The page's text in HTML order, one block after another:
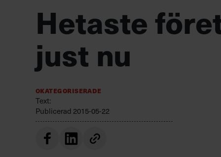
Hetaste
just nu
Okategoriserade
Text:
Publicerad 2015-05-22